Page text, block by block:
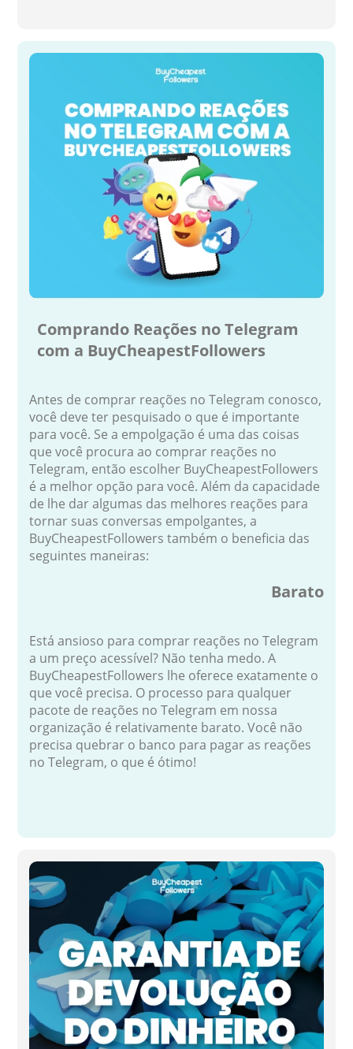
Comprando Reações no Telegram
com a BuyCheapestFollowers
Antes de comprar reações no Telegram conosco,
você deve ter pesquisado o que é importante
para você. Se a empolgação é uma das coisas
que você procura ao comprar reações no
Telegram, então escolher BuyCheapestFollowers
é a melhor opção para você. Além da capacidade
de lhe dar algumas das melhores reações para
tornar suas conversas empolgantes, a
BuyCheapestFollowers também o beneficia das
seguintes maneiras:
Barato
Está ansioso para comprar reações no Telegram
a um preço acessível? Não tenha medo. A
BuyCheapestFollowers lhe oferece exatamente o
que você precisa. O processo para qualquer
pacote de reações no Telegram em nossa
organização é relativamente barato. Você não
precisa quebrar o banco para pagar as reações
no Telegram, o que é ótimo!